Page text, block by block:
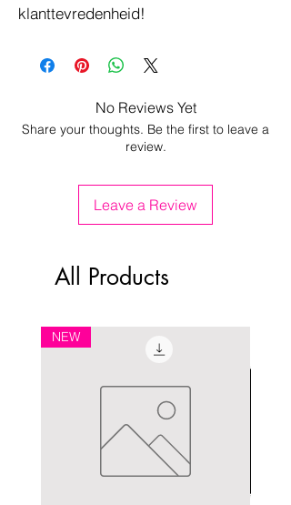
klanttevredenheid!
No Reviews Yet
Share your thoughts. Be the first to leave a
review.
Leave a Review
All Products
NEW